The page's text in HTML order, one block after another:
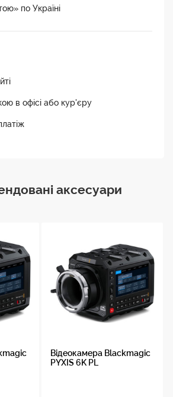
по Україні
в офісі або кур'єру
аксесуари
Відеокамера Blackmagic
PYXIS 6K PL